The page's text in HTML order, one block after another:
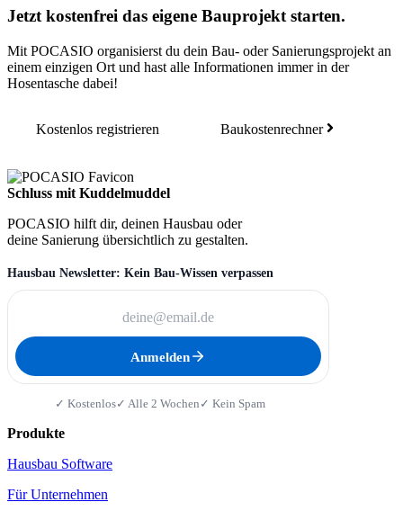
Jetzt kostenfrei das eigene Bauprojekt starten.
Mit POCASIO organisierst du dein Bau- oder Sanierungsprojekt an
einem einzigen Ort und hast alle Informationen immer in der
Hosentasche dabei!
Kostenlos registrieren Baukostenrechner
Schluss mit Kuddelmuddel
POCASIO hilft dir, deinen Hausbau oder
deine Sanierung übersichtlich zu gestalten.
Hausbau Newsletter: Kein Bau-Wissen verpassen
Anmelden
✓ Kostenlos✓ Alle 2 Wochen ✓ Kein Spam
Produkte
Hausbau Software
Für Unternehmen